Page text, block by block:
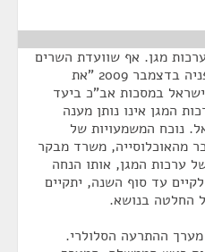
מגן. אף שוועדת השרים
לענייני ביטחון לאומי רשמה בפניה בדצמבר 2009 "את
של אזרחי ישראל במסכות אב"כ ביעד
המגן אינו נותן מענה
נוכח המשמעויות של
מהאוכלוסייה, משרד מבקר
ערכות המגן, אותו הנחה
לקיים עד סוף השנה, יתקיים
החלטה בנושא.
ההתרעה הסלולרי.